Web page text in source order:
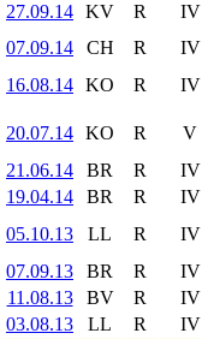
27.09.14 KV R IV
07.09.14
CH R IV
16.08.14 KO R IV
20.07.14 KO R V
21.06.14
BR R IV
19.04.14
BR R IV
05.10.13
LL R IV
07.09.13
BR R IV
11.08.13
BV R IV
03.08.13
LL R IV